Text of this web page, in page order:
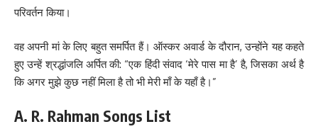
परिवर्तन किया।
वह अपनी मां के लिए बहुत समर्पित हैं। ऑस्कर अवार्ड के दौरान, उन्होंने यह कहते
हुए उन्हें श्रद्धांजलि अर्पित की: “एक हिंदी संवाद ‘मेरे पास मा है’ है, जिसका अर्थ है
कि अगर मुझे कुछ नहीं मिला है तो भी मेरी माँ के यहाँ है।”
A. R. Rahman Songs List